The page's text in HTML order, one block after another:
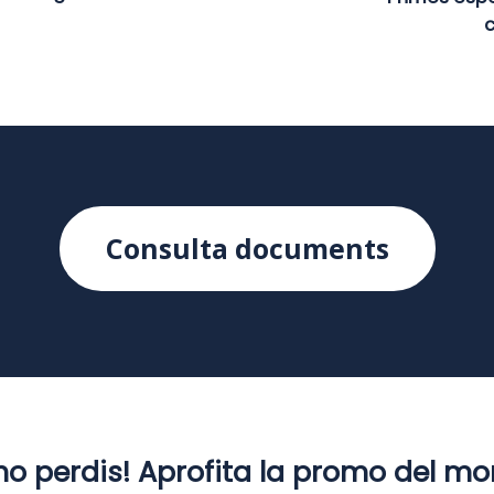
Consulta documents
perdis! Aprofita la promo del